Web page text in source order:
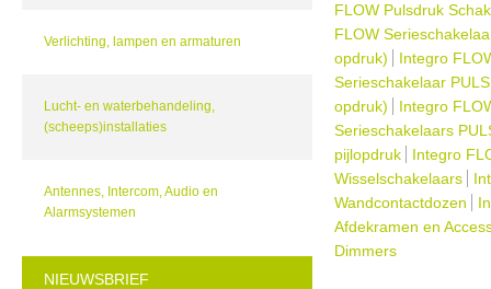
Verlichting, lampen en armaturen
Lucht- en waterbehandeling,
(scheeps)installaties
Antennes, Intercom, Audio en
Alarmsystemen
NIEUWSBRIEF
FLOW Pulsdruk
FLOW
opdruk)
Integro
Serieschakelaar
opdruk)
Integro
Serieschakelaars
pijlopdruk
Integro
Wisselschakelaars
Wandcontactdozen
Afdekramen en
Dimmers